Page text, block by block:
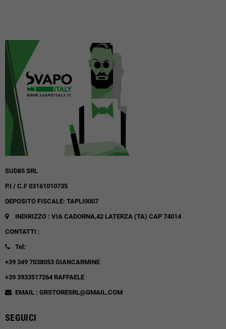
SUD85 SRL
P.I / C.F 03161010735
DEPOSITO FISCALE: TAPLI0007
INDIRIZZO : VIA CADORNA,42 LATERZA (TA) CAP 74014
CONTATTI :
Tel:
+39 349 7038053 GIANCARMINE
+39 3933517264 RAFFAELE
EMAIL : GRSTORESRL@GMAIL.COM
SEGUICI